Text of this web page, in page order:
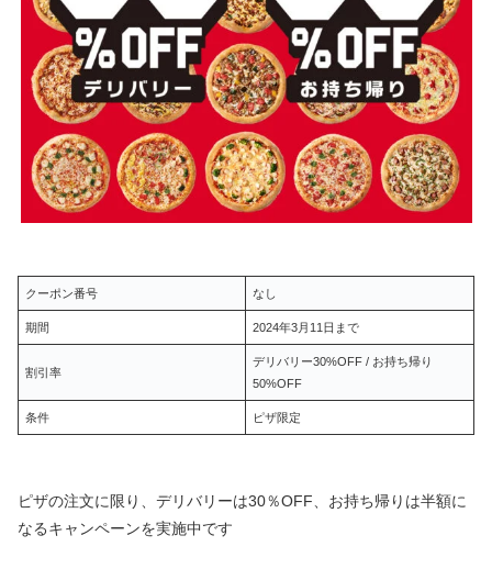
クーポン番号 なし
期間 2024年3月11日まで
割引率
デリバリー30%OFF / お持ち帰り
50%OFF
条件 ピザ限定
ピザの注文に限り、デリバリーは30％OFF、お持ち帰りは半額に
なるキャンペーンを実施中です